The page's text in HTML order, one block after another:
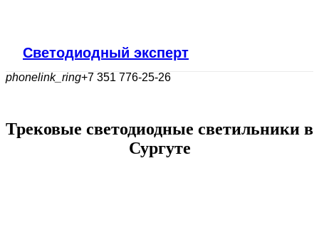
Светодиодный эксперт
phonelink_ring+7 351 776-25-26
Трековые светодиодные светильники в
Сургуте